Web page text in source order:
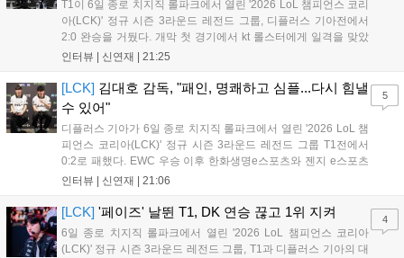
T1이 6일 종로 치지직 롤파크에서 열린 '2026 LoL 챔피언스 코리
아(LCK)' 정규 시즌 3라운드 레전드 그룹, 디플러스 기아전에서
2:0 완승을 거뒀다. 개막 첫 경기에서 kt 롤스터에게 일격을 맞았
지만, 젠지 e스포츠의 홈 경기에서 원정 승리를 챙기며 분위기를
한 모습이었다. 다음은...
인터뷰 | 신연재 21:25
[LCK] 김대호 감독, "패인, 명쾌하고 심플...다시 힘낼
수 있어"
디플러스 기아가 6일 종로 치지직 롤파크에서 열린 '2026 LoL 챔
피언스 코리아(LCK)' 정규 시즌 3라운드 레전드 그룹 T1전에서
0:2로 패했다. EWC 우승 이후 한화생명e스포츠와 젠지 e스포츠
를 잡아내며 기세를 끌어올렸지만, 경기력이 제 궤도에 오른 T1은
"오늘 져서 너무 아쉽다"...
인터뷰 | 신연재 21:06
5
[LCK] '페이즈' 날뛴 T1, DK 연승 끊고 1위 지켜
6일 종로 치지직 롤파크에서 열린 '2026 LoL 챔피언스 코리아
(LCK)' 정규 시즌 3라운드 레전드 그룹, T1과 디플러스 기아의 대
4